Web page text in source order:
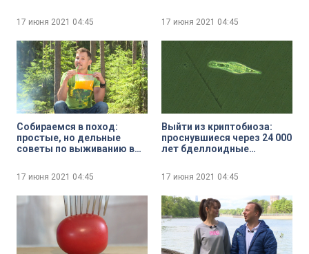
17 июня 2021 04:45 17 июня 2021 04:45
Собираемся в поход:
простые, но дельные
советы по выживанию в
17 июня 2021 04:45
Выйти из криптобиоза:
проснувшиеся через 24 000
лет бделлоидные
размножаться
17 июня 2021 04:45